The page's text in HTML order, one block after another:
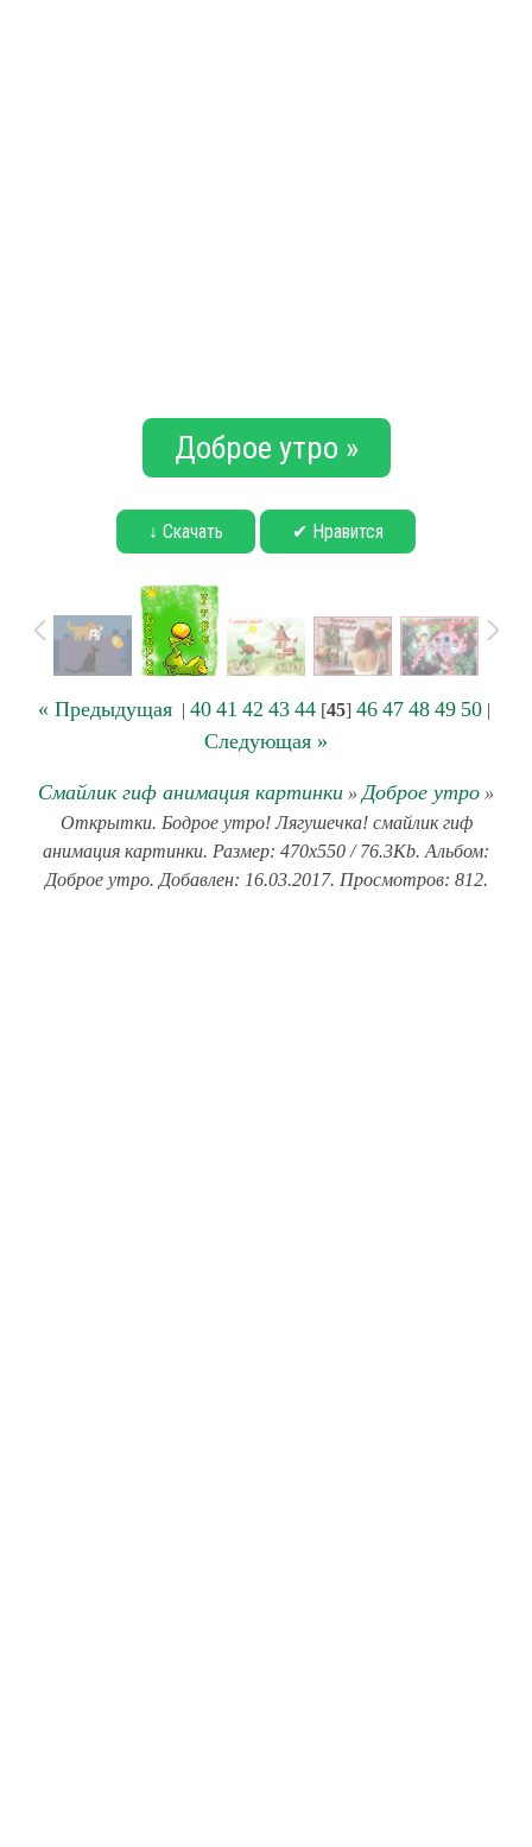
Доброе утро »
↓ Скачать ✔ Нравится
« Предыдущая| 40 41 42 43 44[45] 46 47 48 49 50|
Следующая »
Смайлик гиф анимация картинки »Доброе утро »
Открытки. Бодрое утро! Лягушечка! смайлик гиф
анимация картинки. Размер: 470x550 / 76.3Kb. Альбом:
Доброе утро. Добавлен: 16.03.2017. Просмотров: 812.